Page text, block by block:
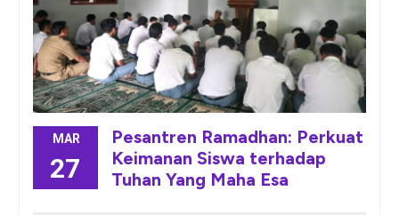
MAR
27
Pesantren Ramadhan: Perkuat
Keimanan Siswa terhadap
Tuhan Yang Maha Esa